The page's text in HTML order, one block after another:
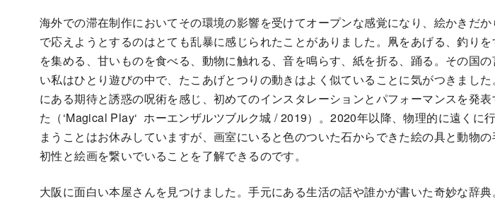
海外での滞在制作においてその環境の影響を受けてオープンな感覚になり、絵かきだ
で応えようとするのはとても乱暴に感じられたことがありました。凧をあげる、釣り
を集める、甘いものを食べる、動物に触れる、音を鳴らす、紙を折る、踊る。その国
い私はひとり遊びの中で、たこあげとつりの動きはよく似ていることに気がつきまし
にある期待と誘惑の呪術を感じ、初めてのインスタレーションとパフォーマンスを発
た（‘Magical Play‘ ホーエンザルツブルク城 / 2019）。2020年以降、物理的に遠くに
まうことはお休みしていますが、画室にいると色のついた石からできた絵の具と動物
初性と絵画を繋いでいることを了解できるのです。
大阪に面白い本屋さんを見つけました。手元にある生活の話や誰かが書いた奇妙な辞